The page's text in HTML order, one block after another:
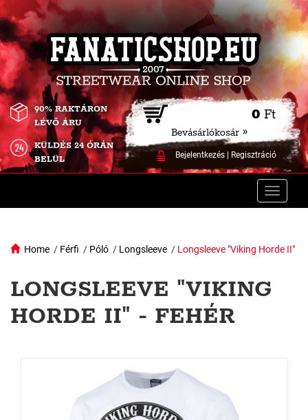
0 Ft
Bevásárlókosár »
Bejelentkezés| Regisztráció
90% RAKTÁRON
LÉVŐ ÁRU
KÜLDÉS 24 ÓRÁN
BELÜL
Toggle
Home / Férfi / Póló / Longsleeve / Longsleeve "Viking Horde II"
LONGSLEEVE "VIKING
HORDE II" - FEHÉR